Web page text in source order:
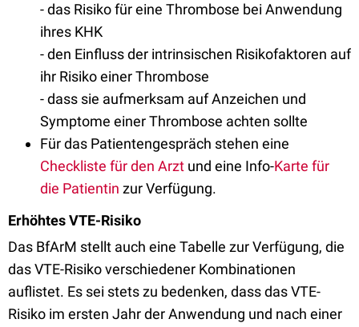
- das Risiko für eine Thrombose bei Anwendung
ihres KHK
- den Einfluss der intrinsischen Risikofaktoren auf
ihr Risiko einer Thrombose
- dass sie aufmerksam auf Anzeichen und
Symptome einer Thrombose achten sollte
Für das Patientengespräch stehen eine
Checkliste für den Arzt und eine Info-Karte für
die Patientin zur Verfügung.
ErhöhtesVTE-Risiko
Das BfArM stellt auch eine Tabelle zur Verfügung, die
das VTE-Risiko verschiedener Kombinationen
auflistet. Es sei stets zu bedenken, dass das VTE-
Risiko im ersten Jahr der Anwendung und nach einer